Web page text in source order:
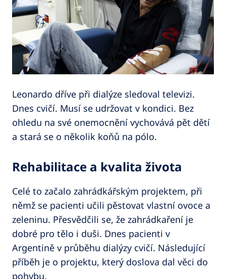
Leonardo dříve při dialýze sledoval televizi.
Dnes cvičí. Musí se udržovat v kondici. Bez
ohledu na své onemocnění vychovává pět dětí
a stará se o několik koňů na pólo.
Rehabilitace a kvalita života
Celé to začalo zahrádkářským projektem, při
němž se pacienti učili pěstovat vlastní ovoce a
zeleninu. Přesvědčili se, že zahrádkaření je
dobré pro tělo i duši. Dnes pacienti v
Argentině v průběhu dialýzy cvičí. Následující
příběh je o projektu, který doslova dal věci do
pohybu.